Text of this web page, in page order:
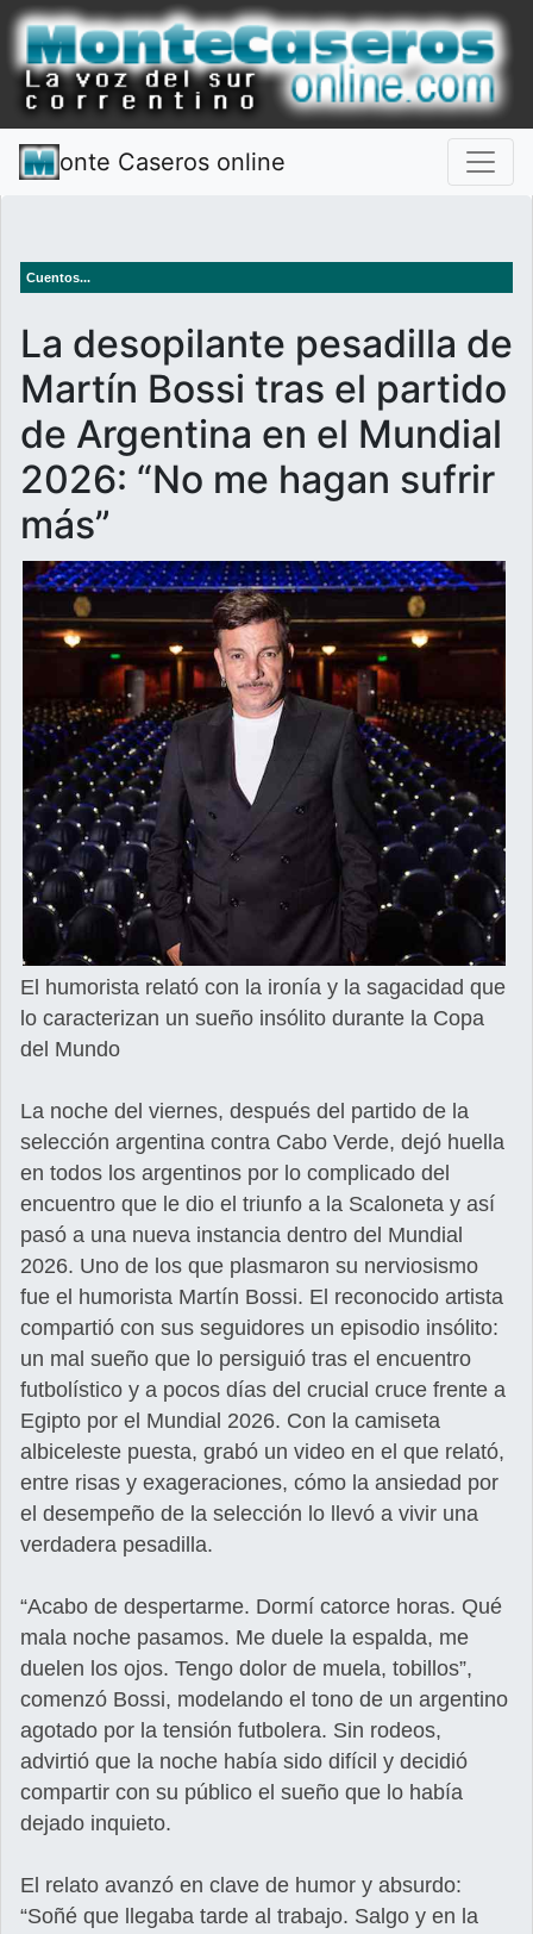
onte Caseros online
Cuentos...
La desopilante pesadilla de
Martín Bossi tras el partido
de Argentina en el Mundial
2026: “No me hagan sufrir
más”
El humorista relató con la ironía y la sagacidad que
lo caracterizan un sueño insólito durante la Copa
del Mundo
La noche del viernes, después del partido de la
selección argentina contra Cabo Verde, dejó huella
en todos los argentinos por lo complicado del
encuentro que le dio el triunfo a la Scaloneta y así
pasó a una nueva instancia dentro del Mundial
2026. Uno de los que plasmaron su nerviosismo
fue el humorista Martín Bossi. El reconocido artista
compartió con sus seguidores un episodio insólito:
un mal sueño que lo persiguió tras el encuentro
futbolístico y a pocos días del crucial cruce frente a
Egipto por el Mundial 2026. Con la camiseta
albiceleste puesta, grabó un video en el que relató,
entre risas y exageraciones, cómo la ansiedad por
el desempeño de la selección lo llevó a vivir una
verdadera pesadilla.
“Acabo de despertarme. Dormí catorce horas. Qué
mala noche pasamos. Me duele la espalda, me
duelen los ojos. Tengo dolor de muela, tobillos”,
comenzó Bossi, modelando el tono de un argentino
agotado por la tensión futbolera. Sin rodeos,
advirtió que la noche había sido difícil y decidió
compartir con su público el sueño que lo había
dejado inquieto.
El relato avanzó en clave de humor y absurdo:
“Soñé que llegaba tarde al trabajo. Salgo y en la